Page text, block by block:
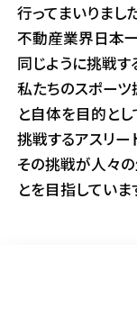
行ってまいりました
不動産業界日本一
同じように挑戦す
私たちのスポーツ
と自体を目的とし
挑戦するアスリー
その挑戦が人々
とを目指していま